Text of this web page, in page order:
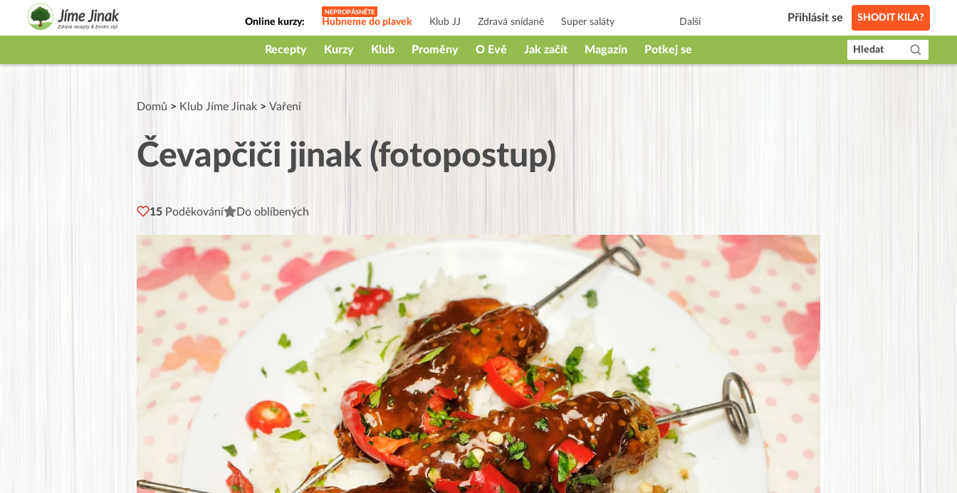
Online kurzy: Hubneme do plavek Klub JJ Zdravá snídaně Super saláty
Jak na babičky
Další Přihlásit se SHODIT KILA?
Recepty Kurzy Klub Proměny O Evě Jak začít Magazín Potkej se Hledat
Domů > Klub Jíme Jinak > Vaření
Čevapčiči jinak (fotopostup)
15 Poděkování Do oblíbených